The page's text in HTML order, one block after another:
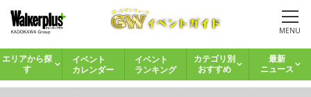
MENU
エリアから探
す
イベント
カレンダー
イベント
ランキング
カテゴリ別
おすすめ
最新
ニュース